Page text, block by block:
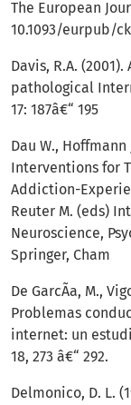
The European
10.1093/eurpub/
Davis, R.A.
pathological
17: 187â€“ 195
Dau W., Hoffmann
Interventions for
Addiction-
Reuter M. (eds)
Neuroscience,
Springer, Cham
De GarcÃ­a, M.,
Problemas
internet: un
18, 273 â€“ 292.
Delmonico, D. L.